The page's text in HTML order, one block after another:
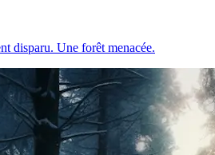
disparu. Une forêt menacée.